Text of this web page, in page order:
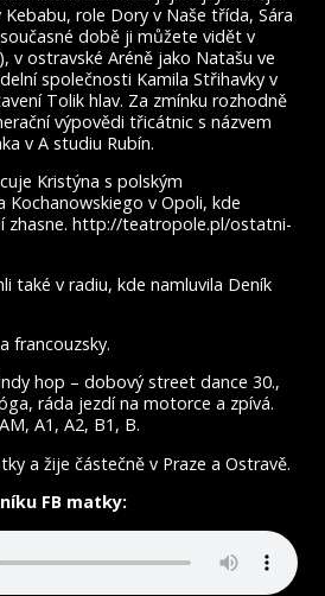
role Dory v Naše třída, Sára
době ji můžete vidět v
v ostravské Aréně jako Natašu ve
společnosti Kamila Střihavky v
Tolik hlav. Za zmínku rozhodně
výpovědi třicátnic s názvem
v A studiu Rubín.
Kristýna s polským
Kochanowskiego v Opoli, kde
zhasne. http://teatropole.pl/ostatni-
také v radiu, kde namluvila Deník
francouzsky.
hop – dobový street dance 30.,
ráda jezdí na motorce a zpívá.
A1, A2, B1, B.
a žije částečně v Praze a Ostravě.
FB matky: